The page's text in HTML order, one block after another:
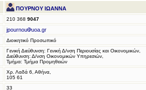
ΠΟΥΡΝΟΥ ΙΩΑΝΝΑ
210 368 9047
jpournou uoa.gr
Διοικητικό Προσωπικό
Γενική Διεύθυνση: Γενική Δ/νση Περιουσίας και Οικονομικών,
Διεύθυνση: Δ/νση Οικονομικών Υπηρεσιών,
Τμήμα: Τμήμα Προμηθειών
Χρ. Λαδά 6, Αθήνα,
105 61
33